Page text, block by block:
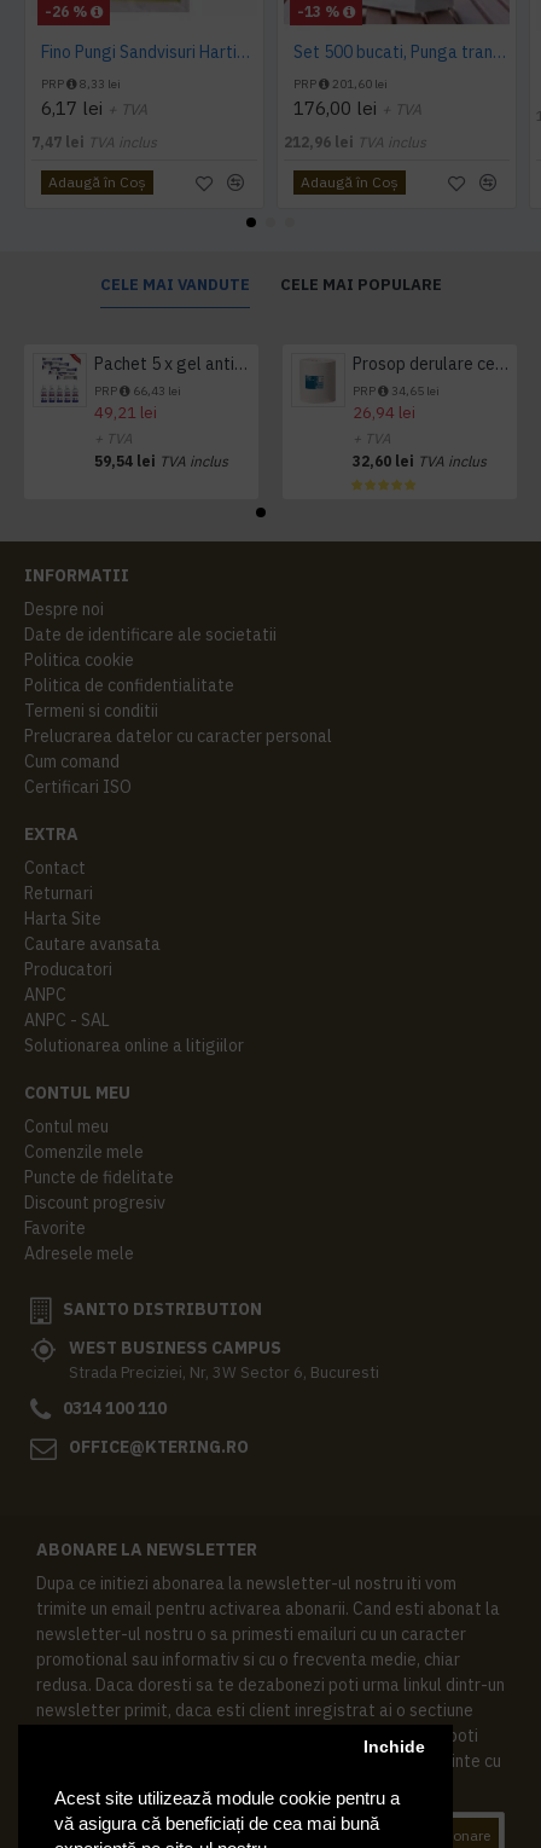
Acest site utilizează module cookie pentru a
vă asigura că beneficiați de cea mai bună
Inchide
-26 %
Fino Pungi Sandvisuri Hartie 40buc
PRP 8,33 lei
6,17 lei + TVA
7,47 lei TVA inclus
Adaugă în Coş
-13 %
Set 500 bucati, Punga transport, hartie alba, fara maner, 25x11x28.5cm
PRP 201,60 lei
176,00 lei + TVA
212,96 lei TVA inclus
Adaugă în Coş
CELE MAI VANDUTE CELE MAI POPULARE
Pachet 5 x gel antibacterian 50ml si 3 x Servetele antibacteriene 48 buc Hygienium
PRP 66,43 lei
49,21 lei
+ TVA
59,54 lei TVA inclus
Prosop derulare centrala 1 pliu, 300 m Tork
PRP 34,65 lei
26,94 lei
+ TVA
32,60 lei TVA inclus
INFORMATII
Despre noi
Date de identificare ale societatii
Politica cookie
Politica de confidentialitate
Termeni si conditii
Prelucrarea datelor cu caracter personal
Cum comand
Certificari ISO
EXTRA
Contact
Returnari
Harta Site
Cautare avansata
Producatori
ANPC
ANPC - SAL
Solutionarea online a litigiilor
CONTUL MEU
Contul meu
Comenzile mele
Puncte de fidelitate
Discount progresiv
Favorite
Adresele mele
SANITO DISTRIBUTION
WEST BUSINESS CAMPUS
Strada Preciziei, Nr, 3W Sector 6, Bucuresti
0314 100 110
OFFICE@KTERING.RO
ABONARE LA NEWSLETTER
Dupa ce initiezi abonarea la newsletter-ul nostru iti vom
trimite un email pentru activarea abonarii. Cand esti abonat la
newsletter-ul nostru o sa primesti emailuri cu un caracter
promotional sau informativ si cu o frecventa medie, chiar
redusa. Daca doresti sa te dezabonezi poti urma linkul dintr-un
newsletter primit, daca esti client inregistrat ai o sectiune
speciala in contul tau in acest scop, si de asemenea ne poti
contacta oricand pe email pentru orice intrebari sau cerinte cu
Abonare